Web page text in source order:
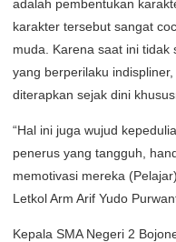
adalah pembentukan
karakter tersebut sangat
muda. Karena saat ini tidak
yang berperilaku
diterapkan sejak dini
“Hal ini juga wujud
penerus yang tangguh,
memotivasi mereka
Letkol Arm Arif Yudo
Kepala SMA Negeri 2